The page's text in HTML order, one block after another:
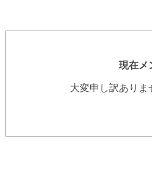
現在メ
大変申し訳あり